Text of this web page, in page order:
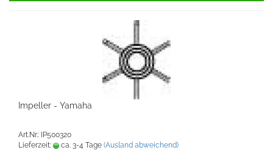
Impeller - Yamaha
Art.Nr.: IP500320
Lieferzeit:
ca. 3-4 Tage (Ausland abweichend)